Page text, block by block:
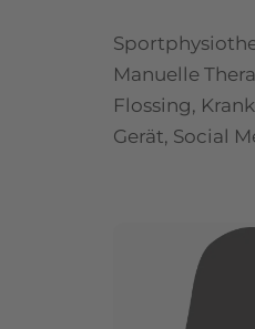
Manuelle
Flossing,
Gerät, Social